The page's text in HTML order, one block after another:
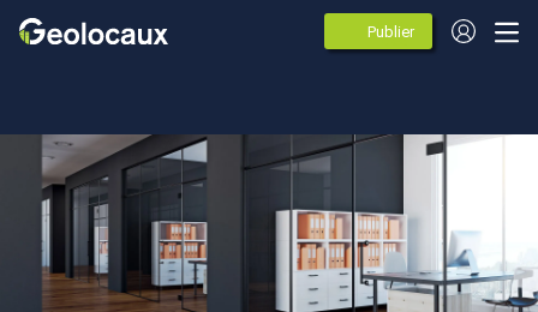
Publier
des
annonces
Ile de France Paris Paris 15
Agences spécialistes de
l'immobilier d'entreprise à Paris
15 (75015)